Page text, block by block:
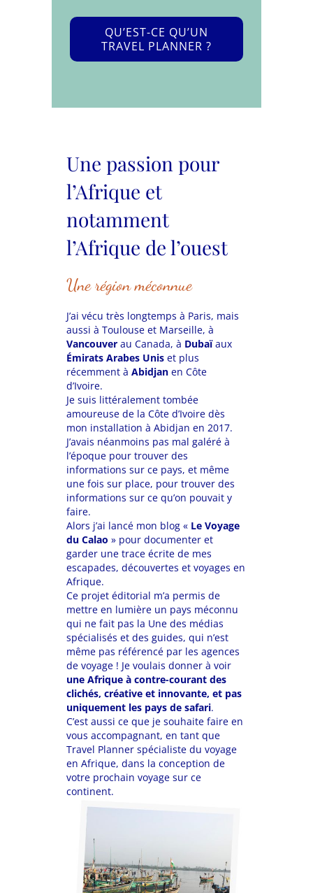
QU’EST-CE QU’UN
TRAVEL PLANNER ?
Une passion pour
l’Afrique et
notamment
l’Afrique de l’ouest
Une région méconnue
J’ai vécu très longtemps à Paris, mais
aussi à Toulouse et Marseille, à
Vancouver au Canada, à Dubaïaux
Émirats Arabes Unis et plus
récemment à Abidjan en Côte
d’Ivoire.
Je suis littéralement tombée
amoureuse de la Côte d’Ivoire dès
mon installation à Abidjan en 2017.
J’avais néanmoins pas mal galéré à
l’époque pour trouver des
informations sur ce pays, et même
une fois sur place, pour trouver des
informations sur ce qu’on pouvait y
faire.
Alors j’ai lancé mon blog « Le Voyage
du Calao » pour documenter et
garder une trace écrite de mes
escapades, découvertes et voyages en
Afrique.
Ce projet éditorial m’a permis de
mettre en lumière un pays méconnu
qui ne fait pas la Une des médias
spécialisés et des guides, qui n’est
même pas référencé par les agences
de voyage ! Je voulais donner à voir
une Afrique à contre-courant des
clichés, créative et innovante, et pas
uniquement les pays de safari.
C’est aussi ce que je souhaite faire en
vous accompagnant, en tant que
Travel Planner spécialiste du voyage
en Afrique, dans la conception de
votre prochain voyage sur ce
continent.